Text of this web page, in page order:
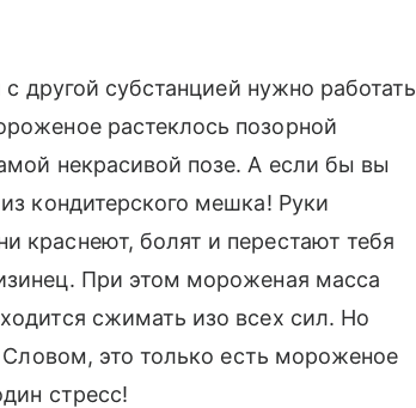
другой субстанцией нужно работать
растеклось позорной
некрасивой позе. А если бы вы
кондитерского мешка! Руки
краснеют, болят и перестают тебя
При этом мороженая масса
сжимать изо всех сил. Но
Словом, это только есть мороженое
стресс!